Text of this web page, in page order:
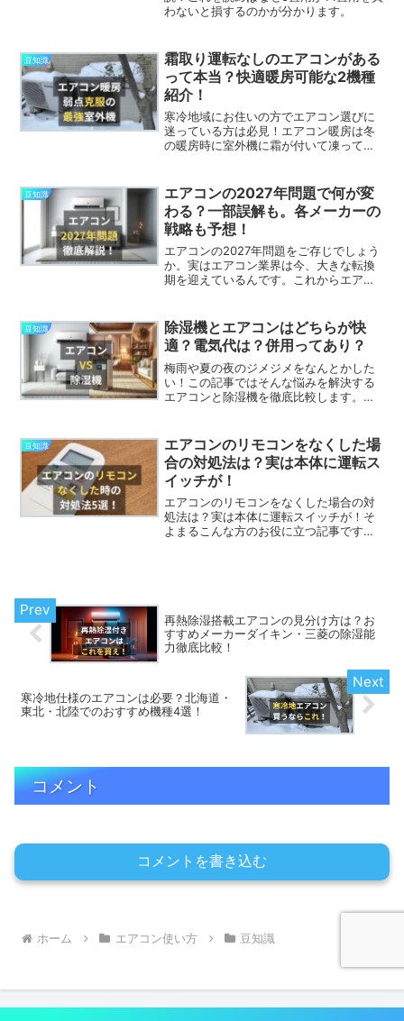
わないと損するのかが分かります。
豆知識
霜取り運転なしのエアコンがある
って本当？快適暖房可能な2機種
紹介！
寒冷地域にお住いの方でエアコン選びに
迷っている方は必見！エアコン暖房は冬
の暖房時に室外機に霜が付いて凍ってし
エアコンを2機種紹介します！
豆知識
エアコンの2027年問題で何が変
わる？一部誤解も。各メーカーの
戦略も予想！
エアコンの2027年問題をご存じでしょう
か。実はエアコン業界は今、大きな転換
期を迎えているんです。これからエアコ
ておいてほしい内容です！
豆知識
除湿機とエアコンはどちらが快
適？電気代は？併用ってあり？
梅雨や夏の夜のジメジメをなんとかした
い！この記事ではそんな悩みを解決する
エアコンと除湿機を徹底比較します。部
ススメです！
豆知識
エアコンのリモコンをなくした場
合の対処法は？実は本体に運転ス
イッチが！
エアコンのリモコンをなくした場合の対
処法は？実は本体に運転スイッチが！そ
よまるこんな方のお役に立つ記事です。
再熱除湿搭載エアコンの見分け方は？お
すすめメーカーダイキン・三菱の除湿能
力徹底比較！
寒冷地仕様のエアコンは必要？北海道・
東北・北陸でのおすすめ機種4選！
コメント
コメントを書き込む
ホーム エアコン使い方 豆知識